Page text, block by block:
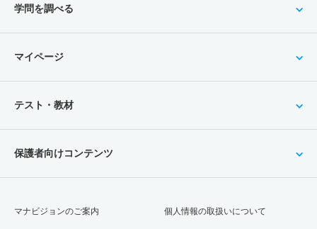
学問を調べる
マイページ
テスト・教材
保護者向けコンテンツ
マナビジョンのご案内 個人情報の取扱いについて